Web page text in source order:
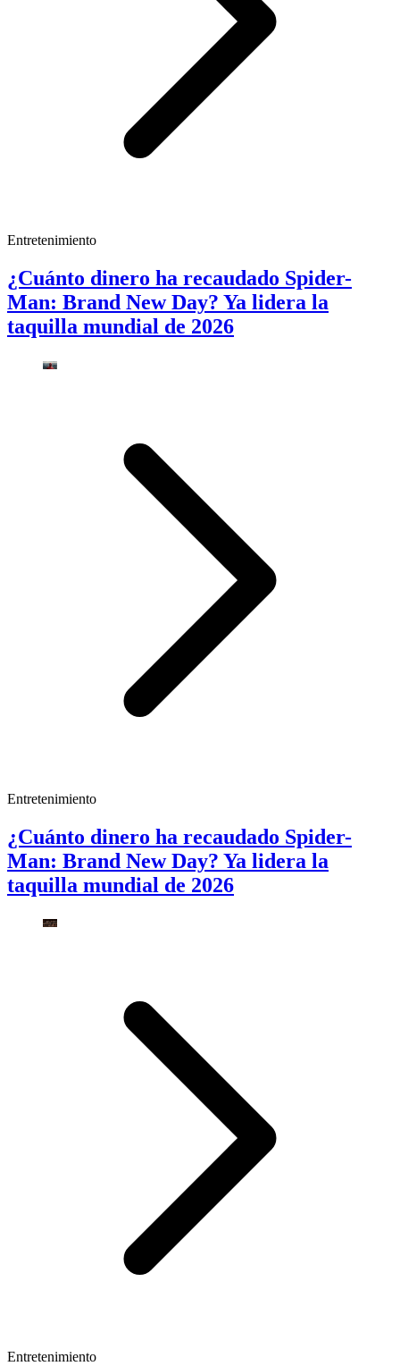
Entretenimiento
¿Cuánto dinero ha recaudado Spider-
Man: Brand New Day? Ya lidera la
taquilla mundial de 2026
Entretenimiento
¿Cuánto dinero ha recaudado Spider-
Man: Brand New Day? Ya lidera la
taquilla mundial de 2026
Entretenimiento